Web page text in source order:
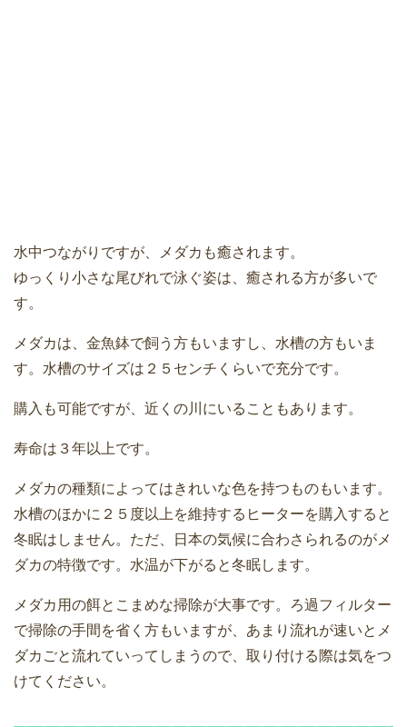
水中つながりですが、メダカも癒されます。
ゆっくり小さな尾びれで泳ぐ姿は、癒される方が多いで
す。
メダカは、金魚鉢で飼う方もいますし、水槽の方もいま
す。水槽のサイズは２５センチくらいで充分です。
購入も可能ですが、近くの川にいることもあります。
寿命は３年以上です。
メダカの種類によってはきれいな色を持つものもいます。
水槽のほかに２５度以上を維持するヒーターを購入すると
冬眠はしません。ただ、日本の気候に合わさられるのがメ
ダカの特徴です。水温が下がると冬眠します。
メダカ用の餌とこまめな掃除が大事です。ろ過フィルター
で掃除の手間を省く方もいますが、あまり流れが速いとメ
ダカごと流れていってしまうので、取り付ける際は気をつ
けてください。